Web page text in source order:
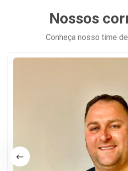
Nossos
Conheça nosso time